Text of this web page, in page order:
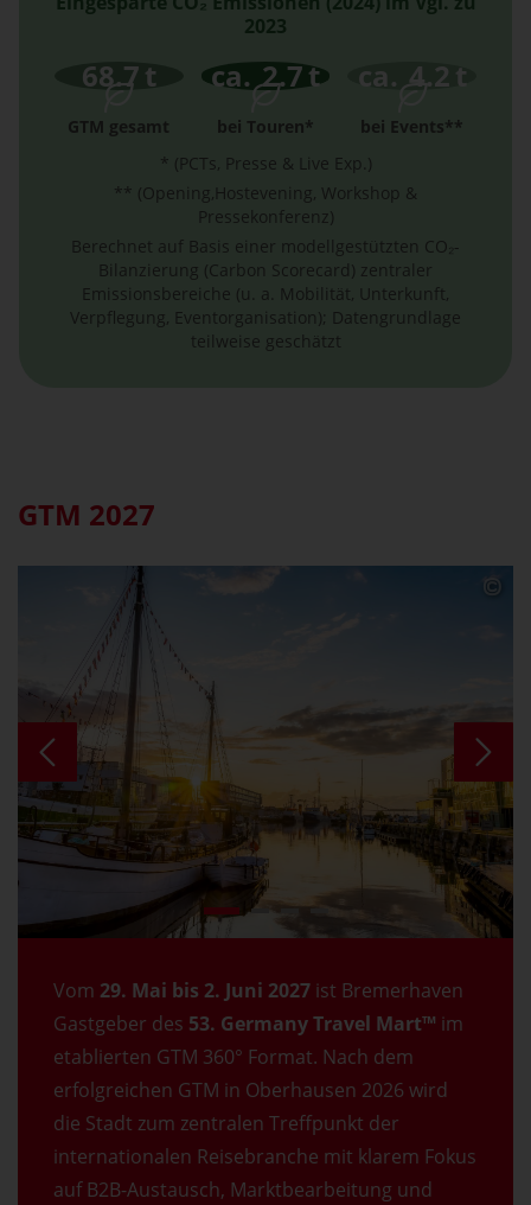
2023
68.7t
GTM gesamt
ca. 2.7t
bei Touren*
ca. 4.2 t
bei Events**
* (PCTs, Presse & Live Exp.)
** (Opening,Hostevening, Workshop &
Pressekonferenz)
Berechnet auf Basis einer modellgestützten CO₂-
Bilanzierung (Carbon Scorecard) zentraler
Emissionsbereiche (u. a. Mobilität, Unterkunft,
Verpflegung, Eventorganisation); Datengrundlage
teilweise geschätzt
GTM 2027
Vom 29. Mai bis 2. Juni 2027 ist Bremerhaven
Gastgeber des 53. Germany Travel Mart™ im
etablierten GTM 360° Format. Nach dem
erfolgreichen GTM in Oberhausen 2026 wird
die Stadt zum zentralen Treffpunkt der
internationalen Reisebranche mit klarem Fokus
auf B2B-Austausch, Marktbearbeitung und